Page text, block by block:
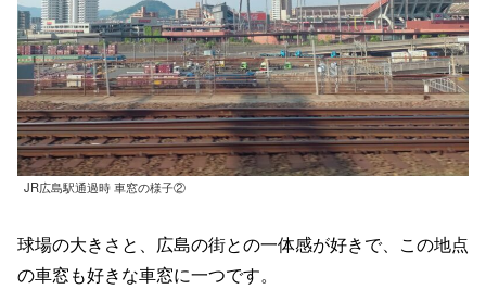
JR広島駅通過時 車窓の様子②
球場の大きさと、広島の街との一体感が好きで、この地点
の車窓も好きな車窓に一つです。